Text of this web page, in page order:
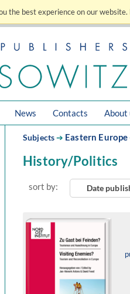
the best experience on our
News Contacts About
Subjects➔ Eastern Europe
History/Politics
sort by: Date